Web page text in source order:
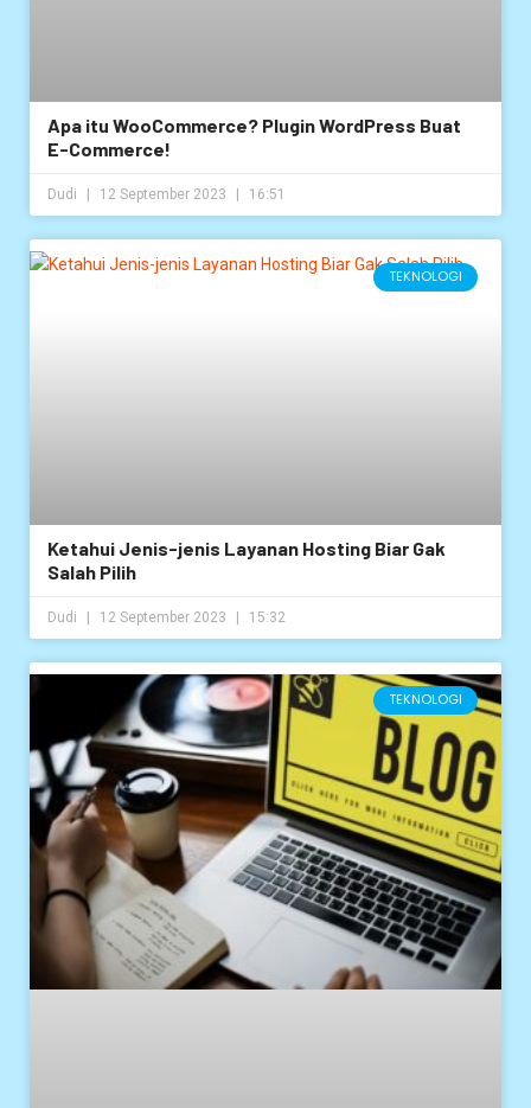
Apa itu WooCommerce? Plugin WordPress Buat
E-Commerce!
Dudi 12 September 2023 16:51
TEKNOLOGI
Ketahui Jenis-jenis Layanan Hosting Biar Gak
Salah Pilih
Dudi 12 September 2023 15:32
TEKNOLOGI